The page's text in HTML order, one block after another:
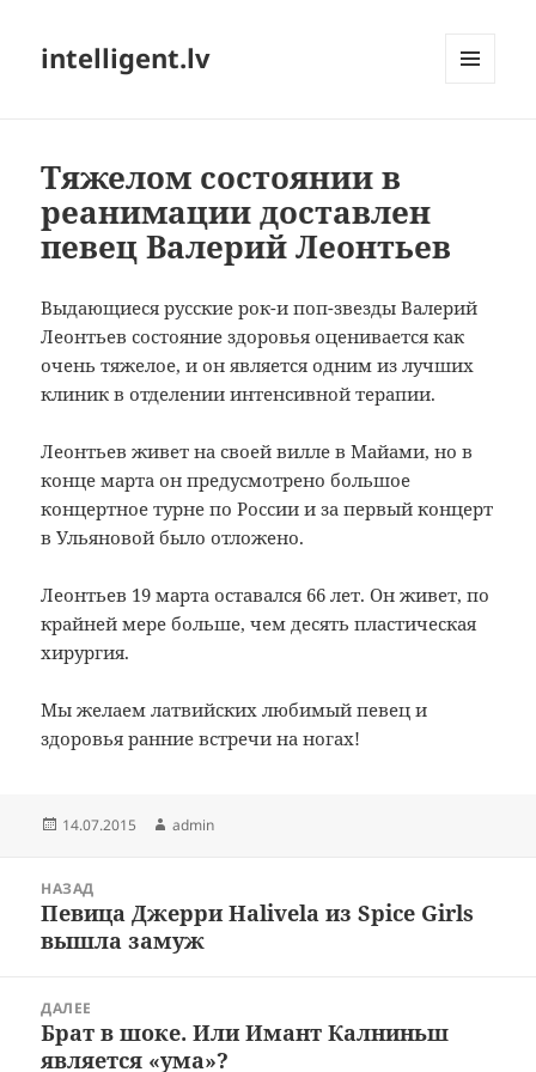
intelligent.lv
Тяжелом состоянии в
реанимации доставлен
певец Валерий Леонтьев
Выдающиеся русские рок-и поп-звездыВалерий
Леонтьев состояние здоровья оценивается как
очень тяжелое, и онявляется одним из лучших
клиник в отделении интенсивной терапии.
Леонтьев живет на своей вилле в Майами, нов
конце марта он предусмотрено большое
концертное турне по России и за первый концерт
в Ульяновой было отложено.
Леонтьев 19 марта оставался 66 лет.Он живет, по
крайней меребольше, чем десять пластическая
хирургия.
Мы желаем латвийских любимый певец и
здоровья ранние встречи на ногах!
Опубликовано
14.07.2015 Автор
admin
записям
НАЗАД
Предыдущая
запись:
Певица Джерри Halivela из Spice Girls
вышла замуж
ДАЛЕЕ
Следующая
запись:
Брат в шоке. Или Имант Калниньш
является «ума»?